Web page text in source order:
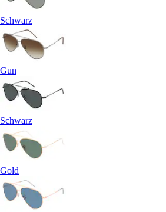
Schwarz
Gun
Schwarz
Gold